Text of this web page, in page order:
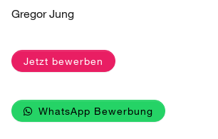
Gregor Jung
Jetzt bewerben
WhatsApp Bewerbung